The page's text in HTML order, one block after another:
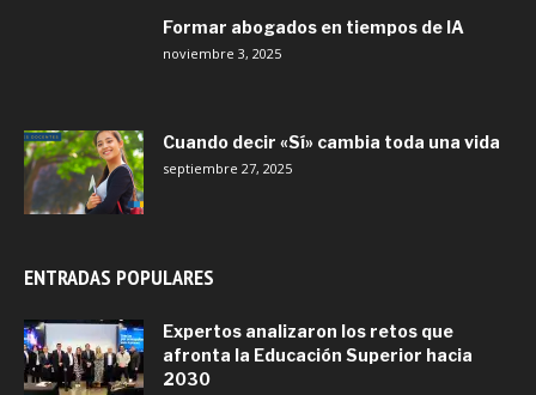
Formar abogados en tiempos de IA
noviembre 3, 2025
Cuando decir «Sí» cambia toda una vida
septiembre 27, 2025
ENTRADAS POPULARES
Expertos analizaron los retos que
afronta la Educación Superior hacia
2030